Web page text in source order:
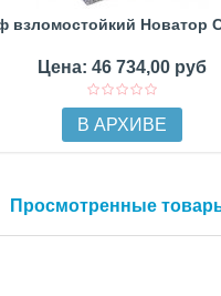
взломостойкий Новатор
Цена: 46 734,00 руб
В АРХИВЕ
Просмотренные